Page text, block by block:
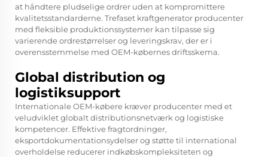
at håndtere pludselige ordrer uden at kompromittere
kvalitetsstandarderne. Trefaset kraftgenerator producenter
med fleksible produktionssystemer kan tilpasse sig
varierende ordrestørrelser og leveringskrav, der er i
overensstemmelse med OEM-købernes driftsskema.
Global distribution og
logistiksupport
Internationale OEM-købere kræver producenter med et
veludviklet globalt distributionsnetværk og logistiske
kompetencer. Effektive fragtordninger,
eksportdokumentationsydelser og støtte til international
overholdelse reducerer indkøbskompleksiteten og